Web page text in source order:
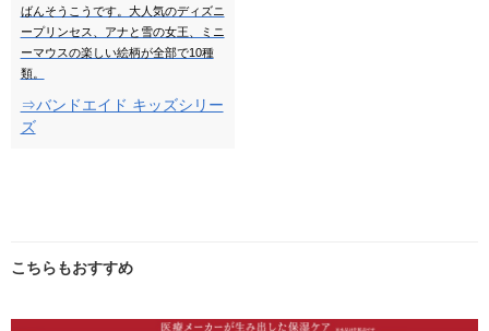
ばんそうこうです。大人気のディズニ
ープリンセス、アナと雪の女王、ミニ
ーマウスの楽しい絵柄が全部で10種
類。
⇒バンドエイド キッズシリー
ズ
こちらもおすすめ